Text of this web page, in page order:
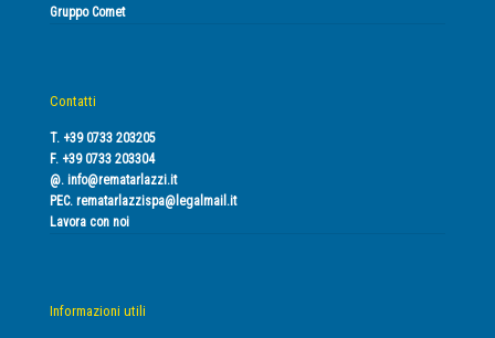
Gruppo Comet
Contatti
T. +39 0733 203205
F. +39 0733 203304
@. info@rematarlazzi.it
PEC. rematarlazzispa@legalmail.it
Lavora con noi
Informazioni utili